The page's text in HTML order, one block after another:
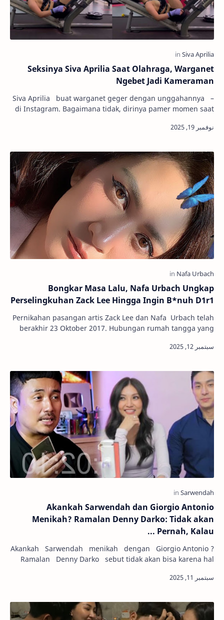
Seksinya Siva Aprilia Saat Olahraga, Warganet
Ngebet Jadi Kameraman
– Siva Aprilia buat warganet geger dengan unggahannya
di Instagram. Bagaimana tidak, dirinya pamer momen saat
Bongkar Masa Lalu, Nafa Urbach Ungkap
Perselingkuhan Zack Lee Hingga Ingin B*nuh D1r1
Pernikahan pasangan artis Zack Lee dan Nafa Urbach telah
berakhir 23 Oktober 2017. Hubungan rumah tangga yang
Akankah Sarwendah dan Giorgio Antonio
Menikah? Ramalan Denny Darko: Tidak akan
Pernah, Kalau ...
Akankah Sarwendah menikah dengan Giorgio Antonio ?
Ramalan Denny Darko sebut tidak akan bisa karena hal